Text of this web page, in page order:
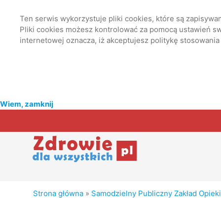
Ten serwis wykorzystuje pliki cookies, które są
Pliki cookies możesz kontrolować za pomocą ustawień
internetowej oznacza, iż akceptujesz politykę
Wiem, zamknij
Strona główna » Samodzielny Publiczny Zakład